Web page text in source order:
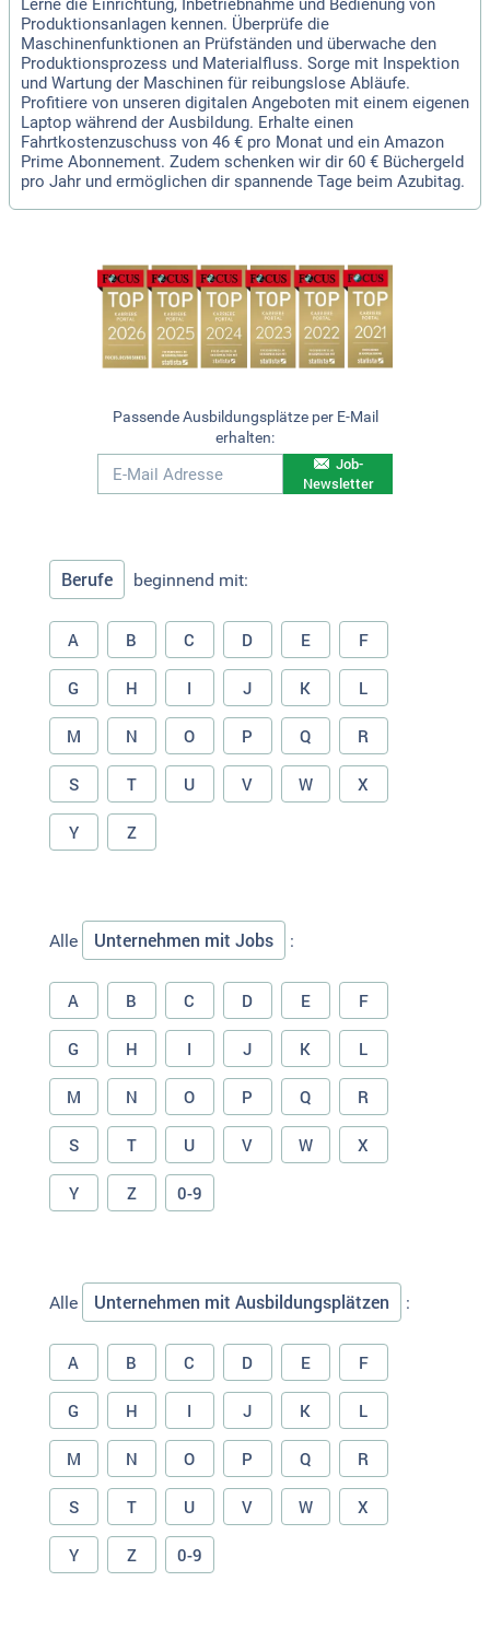
Lerne die Einrichtung, Inbetriebnahme und Bedienung von
Produktionsanlagen kennen. Überprüfe die
Maschinenfunktionen an Prüfständen und überwache den
Produktionsprozess und Materialfluss. Sorge mit Inspektion
und Wartung der Maschinen für reibungslose Abläufe.
Profitiere von unseren digitalen Angeboten mit einem eigenen
Laptop während der Ausbildung. Erhalte einen
Fahrtkostenzuschuss von 46 € pro Monat und ein Amazon
Prime Abonnement. Zudem schenken wir dir 60 € Büchergeld
pro Jahr und ermöglichen dir spannende Tage beim Azubitag.
Passende Ausbildungsplätze per E-Mail
erhalten:
Job-
Newsletter
Berufe beginnend mit:
A B C D E F
G H I J K L
M N O P Q R
S T U V W X
Y Z
Alle Unternehmen mit Jobs :
A B C D E F
G H I J K L
M N O P Q R
S T U V W X
Y Z 0-9
Alle Unternehmen mit Ausbildungsplätzen :
A B C D E F
G H I J K L
M N O P Q R
S T U V W X
Y Z 0-9